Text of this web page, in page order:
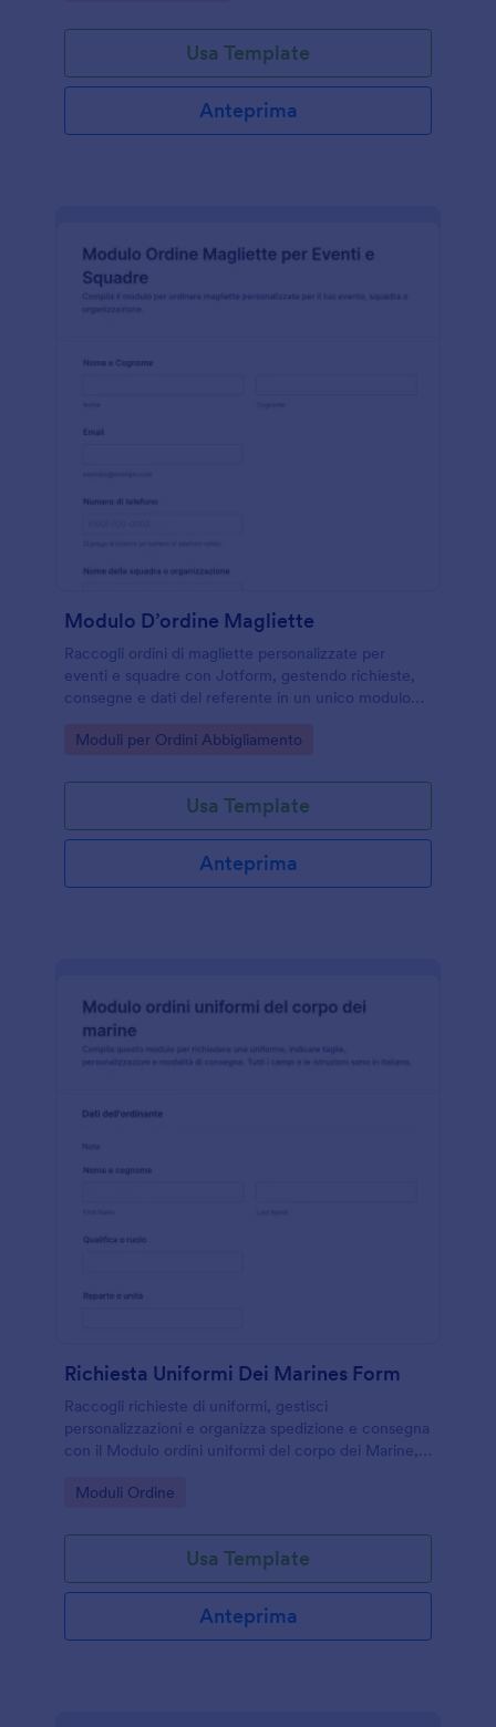
Usa Template
Anteprima
Modulo D’ordine Magliette
Raccogli ordini di magliette personalizzate per
eventi e squadre con Jotform, gestendo richieste,
consegne e dati del referente in un unico modulo
Go to Category:
Moduli per Ordini Abbigliamento
Usa Template
Anteprima
Richiesta Uniformi Dei Marines Form
Raccogli richieste di uniformi, gestisci
personalizzazioni e organizza spedizione e consegna
con il Modulo ordini uniformi del corpo dei Marine,
centralizzare gli ordini.
Go to Category:
Moduli Ordine
Usa Template
Anteprima